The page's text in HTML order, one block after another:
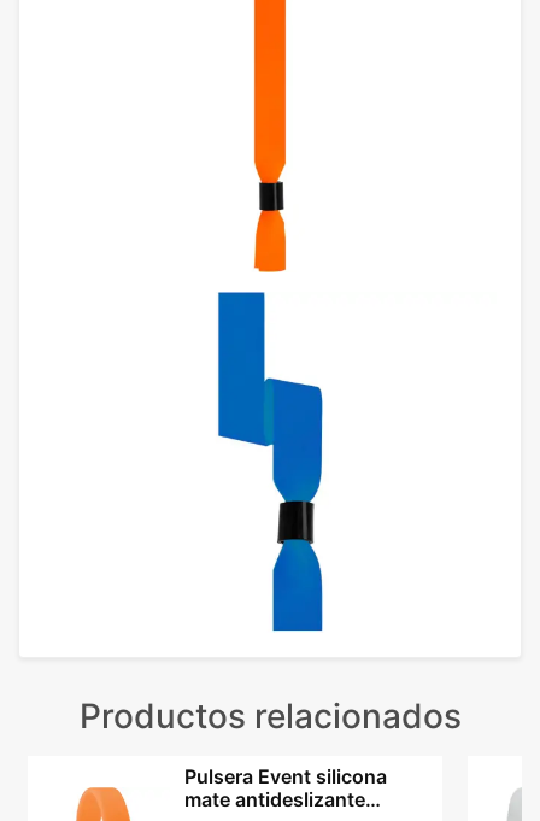
Productos relacionados
Pulsera Event silicona
mate antideslizante